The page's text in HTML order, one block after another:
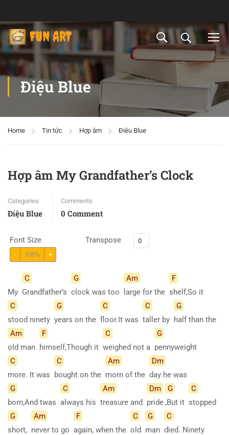
Điệu Blue
Home Tin tức Hợp âm Điệu Blue
Hợp âm My Grandfather’s Clock
Categories
Điệu Blue
Comments
0 Comment
Font Size
- 100% +
Transpose
My
C
Grandfather’s
G
clock was too
Am
large for the
F
shelf,So it
C
stood ninety
G
years on the
C
floor.It was
C
taller by
G
half than the
Am
old man
F
himself,Though it
C
weighed not a
G
pennyweight
C
more. It was
C
bought on the
Am
morn of the
Dm
day he was
G
born,And twas
C
always his
Am
treasure and
Dm
pride
G
,But it
C
stopped
G
short,
Am
never to go
F
again, when the
C
old
G
man
C
died. Ninety